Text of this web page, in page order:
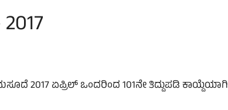
2017 ಏಪ್ರಿಲ್ ಒಂದರಿಂದ 101ನೇ ತಿದ್ದುಪಡಿ ಕಾಯ್ದೆಯಾಗಿ